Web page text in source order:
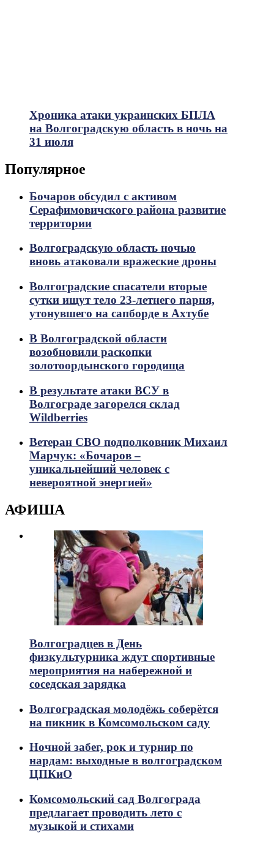
Хроника атаки украинских БПЛА
на Волгоградскую область в ночь на
31 июля
Популярное
Бочаров обсудил с активом
Серафимовичского района развитие
территории
Волгоградскую область ночью
вновь атаковали вражеские дроны
Волгоградские спасатели вторые
сутки ищут тело 23-летнего парня,
утонувшего на сапборде в Ахтубе
В Волгоградской области
возобновили раскопки
золотоордынского городища
В результате атаки ВСУ в
Волгограде загорелся склад
Wildberries
Ветеран СВО подполковник Михаил
Марчук: «Бочаров –
уникальнейший человек с
невероятной энергией»
АФИША
Волгоградцев в День
физкультурника ждут спортивные
мероприятия на набережной и
соседская зарядка
Волгоградская молодёжь соберётся
на пикник в Комсомольском саду
Ночной забег, рок и турнир по
нардам: выходные в волгоградском
ЦПКиО
Комсомольский сад Волгограда
предлагает проводить лето с
музыкой и стихами